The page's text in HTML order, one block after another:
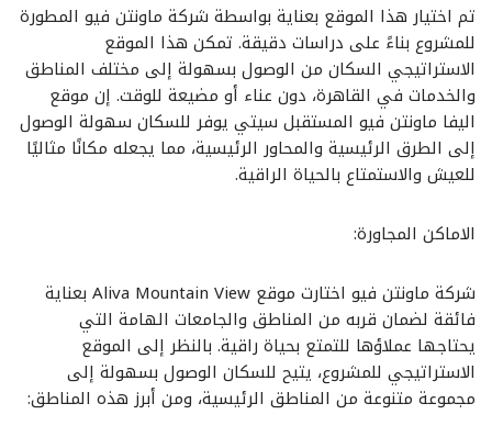
تم اختيار هذا الموقع بعناية بواسطة شركة ماونتن فيو المطورة
للمشروع بناءً على دراسات دقيقة. تمكن هذا الموقع
الاستراتيجي السكان من الوصول بسهولة إلى مختلف المناطق
والخدمات في القاهرة، دون عناء أو مضيعة للوقت. إن موقع
اليفا ماونتن فيو المستقبل سيتي يوفر للسكان سهولة الوصول
إلى الطرق الرئيسية والمحاور الرئيسية، مما يجعله مكانًا مثاليًا
للعيش والاستمتاع بالحياة الراقية.
الاماكن المجاورة:
شركة ماونتن فيو اختارت موقع Aliva Mountain View بعناية
فائقة لضمان قربه من المناطق والجامعات الهامة التي
يحتاجها عملاؤها للتمتع بحياة راقية. بالنظر إلى الموقع
الاستراتيجي للمشروع، يتيح للسكان الوصول بسهولة إلى
مجموعة متنوعة من المناطق الرئيسية، ومن أبرز هذه المناطق: